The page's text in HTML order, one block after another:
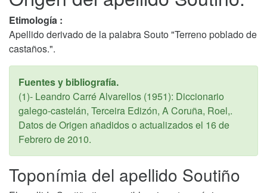
Etimología :
Apellido derivado de la palabra Souto "Terreno poblado de
castaños.".
Fuentes y bibliografía.
(1)- Leandro Carré Alvarellos (1951): Diccionario
galego-castelán, Terceira Edizón, A Coruña, Roel,.
Datos de Origen añadidos o actualizados el 16 de
Febrero de 2010.
Toponímia del apellido Soutiño